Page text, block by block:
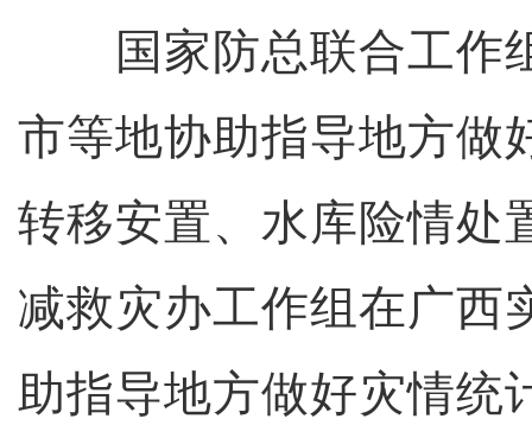
国家防总联合工作
市等地协助指导地方做
转移安置、水库险情处
减救灾办工作组在广西
助指导地方做好灾情统